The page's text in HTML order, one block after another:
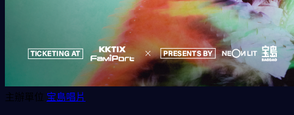
主辦單位 宝島唱片